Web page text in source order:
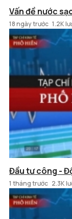
Vấn đề nước
18 ngày trước 1.2K
Đầu tư công -
1 tháng trước 2.3K